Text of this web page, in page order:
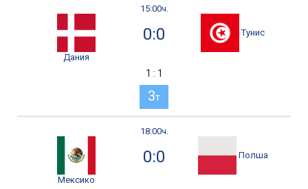
15:00ч.
Дания
0:0 Тунис
1 : 1
3т
18:00ч.
Мексико
0:0 Полша